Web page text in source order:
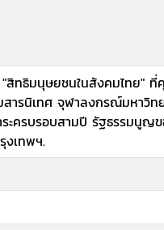
"สิทธิมนุษยชนในสังคมไทย"
ารนิเทศ จุฬาลงกรณ์มหาวิท
ระครบรอบสามปี รัฐธรรมนู
งเทพฯ.